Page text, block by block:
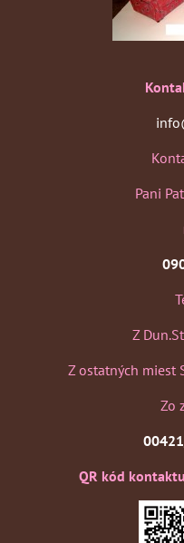
Pani
Z
Z ostatných miest
Zo
QR kód